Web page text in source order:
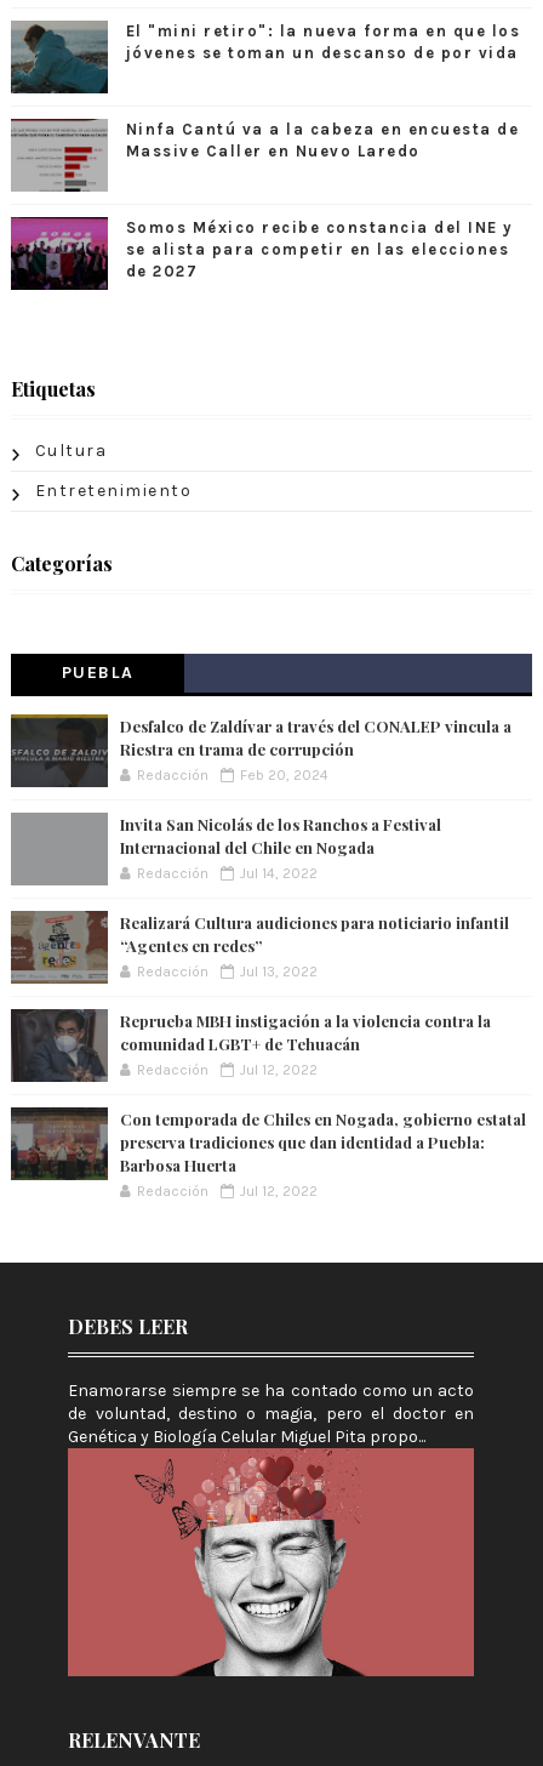
El "mini retiro": la nueva forma en que los
jóvenes se toman un descanso de por vida
Ninfa Cantú va a la cabeza en encuesta de
Massive Caller en Nuevo Laredo
Somos México recibe constancia del INE y
se alista para competir en las elecciones
de 2027
Etiquetas
Cultura
Entretenimiento
Categorías
PUEBLA
Desfalco de Zaldívar a través del CONALEP vincula a
Riestra en trama de corrupción
Redacción Feb 20, 2024
Invita San Nicolás de los Ranchos a Festival
Internacional del Chile en Nogada
Redacción Jul 14, 2022
Realizará Cultura audiciones para noticiario infantil
“Agentes en redes”
Redacción Jul 13, 2022
Reprueba MBH instigación a la violencia contra la
comunidad LGBT+ de Tehuacán
Redacción Jul 12, 2022
Con temporada de Chiles en Nogada, gobierno estatal
preserva tradiciones que dan identidad a Puebla:
Barbosa Huerta
Redacción Jul 12, 2022
DEBES LEER
Enamorarse siempre se ha contado como un acto
de voluntad, destino o magia, pero el doctor en
Genética y Biología Celular Miguel Pita propo...
RELENVANTE